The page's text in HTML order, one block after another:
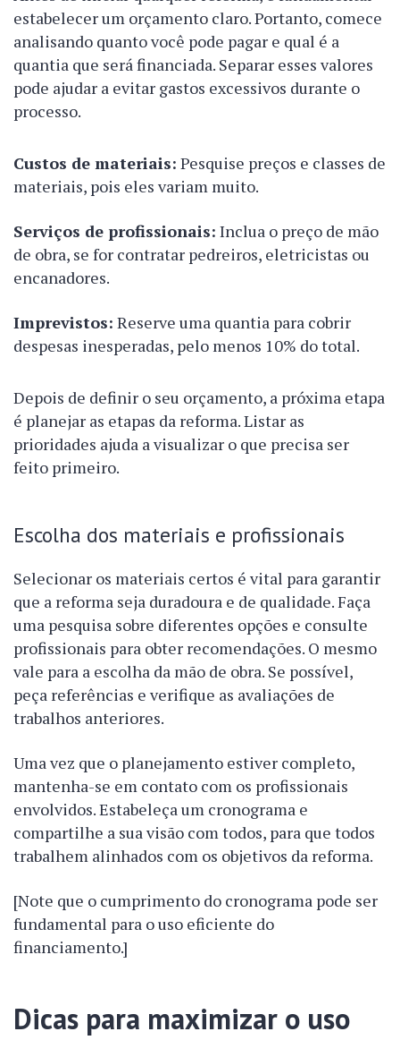
estabelecer um orçamento claro. Portanto, comece
analisando quanto você pode pagar e qual é a
quantia que será financiada. Separar esses valores
pode ajudar a evitar gastos excessivos durante o
processo.
Custos de materiais: Pesquise preços e classes de
materiais, pois eles variam muito.
Serviços de profissionais: Inclua o preço de mão
de obra, se for contratar pedreiros, eletricistas ou
encanadores.
Imprevistos: Reserve uma quantia para cobrir
despesas inesperadas, pelo menos 10% do total.
Depois de definir o seu orçamento, a próxima etapa
é planejar as etapas da reforma. Listar as
prioridades ajuda a visualizar o que precisa ser
feito primeiro.
Escolha dos materiais e profissionais
Selecionar os materiais certos é vital para garantir
que a reforma seja duradoura e de qualidade. Faça
uma pesquisa sobre diferentes opções e consulte
profissionais para obter recomendações. O mesmo
vale para a escolha da mão de obra. Se possível,
peça referências e verifique as avaliações de
trabalhos anteriores.
Uma vez que o planejamento estiver completo,
mantenha-se em contato com os profissionais
envolvidos. Estabeleça um cronograma e
compartilhe a sua visão com todos, para que todos
trabalhem alinhados com os objetivos da reforma.
[Note que o cumprimento do cronograma pode ser
fundamental para o uso eficiente do
financiamento.]
Dicas para maximizar o uso